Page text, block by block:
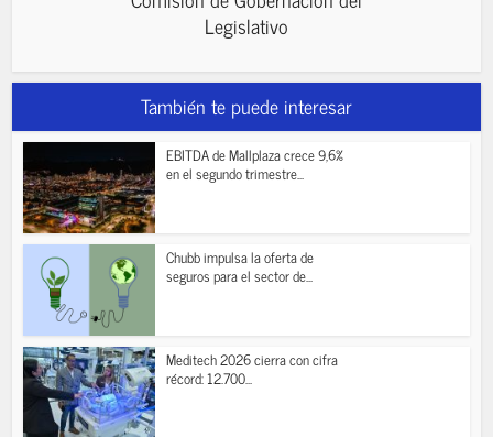
Legislativo
También te puede interesar
EBITDA de Mallplaza crece 9,6%
en el segundo trimestre...
Chubb impulsa la oferta de
seguros para el sector de...
Meditech 2026 cierra con cifra
récord: 12.700...